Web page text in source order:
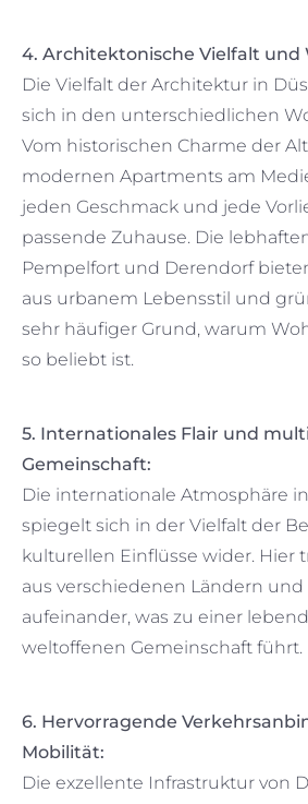
4. Architektonische Vielfalt und
Die Vielfalt der Architektur in
sich in den unterschiedlichen
Vom historischen Charme der
modernen Apartments am
jeden Geschmack und jede
passende Zuhause. Die
Pempelfort und Derendorf
aus urbanem Lebensstil und
sehr häufiger Grund, warum
so beliebt ist.
5. Internationales Flair und
Gemeinschaft:
Die internationale Atmosphäre
spiegelt sich in der Vielfalt der
kulturellen Einflüsse wider. Hier
aus verschiedenen Ländern
aufeinander, was zu einer
weltoffenen Gemeinschaft führt.
6. Hervorragende
Mobilität:
Die exzellente Infrastruktur von